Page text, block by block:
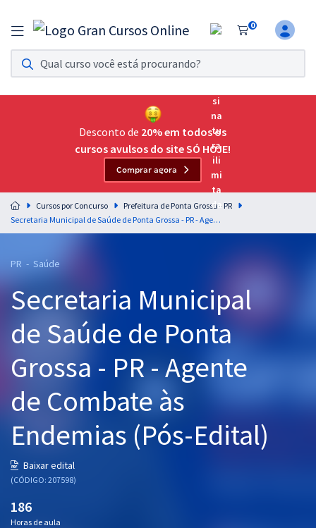
0
Assinatura Ilimitada 11
Acesso a todos os cursos. Teste grátis por 7 dias!
Assinatura OAB Até Passar
Acesso ilimitado a toda preparação para o Exame da
Residências Multiprofissionais
Preparação completa e intensiva para as principais
residências em saúde do Brasil
Cursos 20% OFF
Pós
Graduação
OAB
Mentorias
Questões grátis
Blog
Desconto de 20% em todos os
cursos avulsos do site SÓ HOJE!
Comprar agora
Cursos por Concurso
Prefeitura de Ponta Grossa - PR
Secretaria Municipal de Saúde de Ponta Grossa - PR - Agente de Combate às Endemias (Pós-Edital)
PR - Saúde
Secretaria Municipal
de Saúde de Ponta
Grossa - PR - Agente
de Combate às
Endemias (Pós-Edital)
Baixar edital
(CÓDIGO: 207598)
186
Horas de aula